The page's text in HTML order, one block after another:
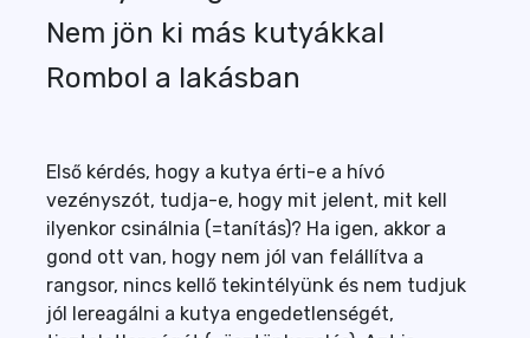
Nem jön ki más kutyákkal
Rombol a lakásban
Első kérdés, hogy a kutya érti-e a hívó
vezényszót, tudja-e, hogy mit jelent, mit kell
ilyenkor csinálnia (=tanítás)? Ha igen, akkor a
gond ott van, hogy nem jól van felállítva a
rangsor, nincs kellő tekintélyünk és nem tudjuk
jól lereagálni a kutya engedetlenségét,